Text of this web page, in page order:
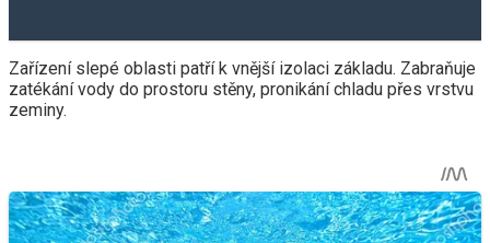
Zařízení slepé oblasti patří k vnější izolaci základu. Zabraňuje
zatékání vody do prostoru stěny, pronikání chladu přes vrstvu
zeminy.